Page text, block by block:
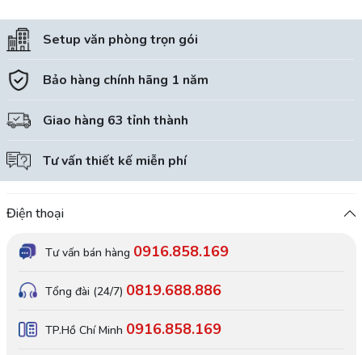
Setup văn phòng trọn gói
Bảo hàng chính hãng 1 năm
Giao hàng 63 tỉnh thành
Tư vấn thiết kế miễn phí
Điện thoại
Tư vấn bán hàng 0916.858.169
Tổng đài (24/7) 0819.688.886
TP.Hồ Chí Minh 0916.858.169